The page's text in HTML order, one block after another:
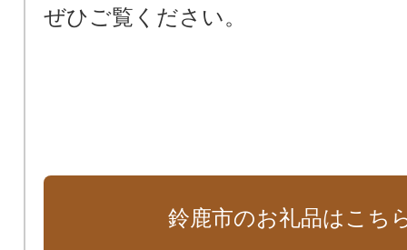
ぜひご覧ください。
鈴鹿市のお礼品はこち